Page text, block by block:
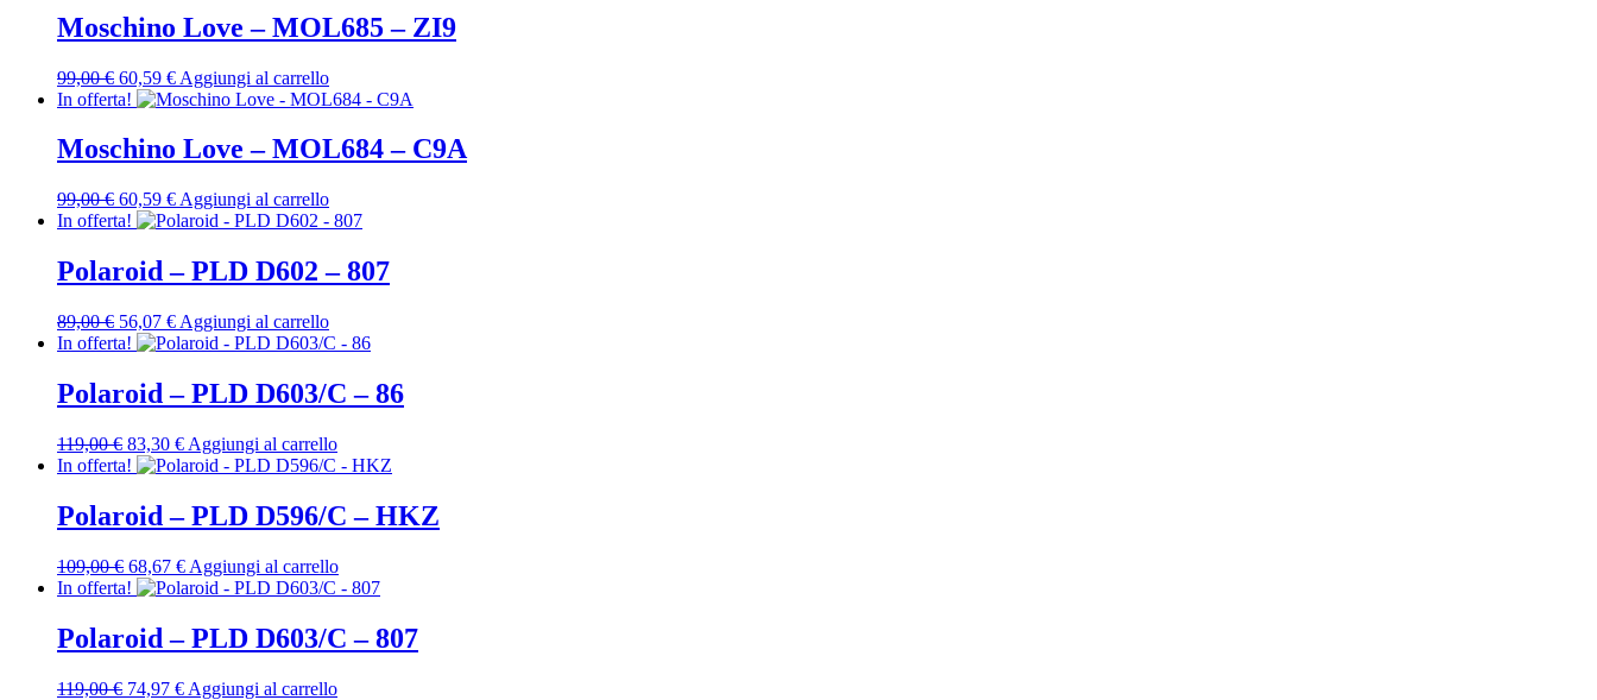
era:
99,00 €.
è:
60,59 €.
Moschino Love – MOL685 – ZI9
99,00€ Il
prezzo
era:
99,00 €.
60,59 €Il
prezzo
è:
60,59 €.
Aggiungi al carrello
In offerta!
Moschino Love – MOL684 – C9A
99,00€ Il
prezzo
era:
99,00 €.
60,59 €Il
prezzo
60,59 €.
Aggiungi al carrello
In offerta!
Polaroid – PLD D602 – 807
89,00€ Il
prezzo
era:
89,00 €.
56,07 €Il
prezzo
56,07 €.
Aggiungi al carrello
In offerta!
Polaroid – PLD D603/C – 86
119,00€ Il
prezzo
era:
119,00 €.
83,30 €Il
prezzo
è:
83,30 €.
Aggiungi al carrello
In offerta!
Polaroid – PLD D596/C – HKZ
109,00€ Il
prezzo
era:
109,00 €.
68,67 €Il
prezzo
è:
68,67 €.
Aggiungi al carrello
In offerta!
Polaroid – PLD D603/C – 807
119,00€ Il
74,97 €IlAggiungi al carrello